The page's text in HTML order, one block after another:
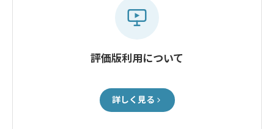
評価版利用について
詳しく見る